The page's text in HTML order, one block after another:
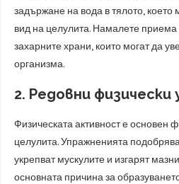
задържане на вода в тялото,
вид на целулита. Намалете приема
захарните храни, които могат да
организма.
2. Редовни физически
Физическата активност е основен
целулита. Упражненията
укрепват мускулите и изгарят
основната причина за